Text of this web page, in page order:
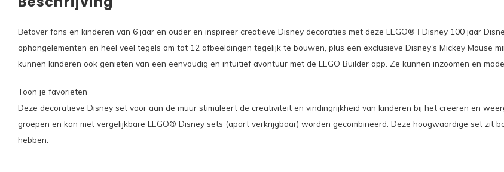
Betover fans en kinderen van 6 jaar en ouder en inspireer creatieve Disney decoraties met deze LEGO® ǀ Disney 100 jaar
ophangelementen en heel veel tegels om tot 12 afbeeldingen tegelijk te bouwen, plus een exclusieve Disney's Mickey Mouse
kunnen kinderen ook genieten van een eenvoudig en intuïtief avontuur met de LEGO Builder app. Ze kunnen inzoomen en
Toon je favorieten
Deze decoratieve Disney set voor aan de muur stimuleert de creativiteit en vindingrijkheid van kinderen bij het creëren en
groepen en kan met vergelijkbare LEGO® Disney sets (apart verkrijgbaar) worden gecombineerd. Deze hoogwaardige set zit
hebben.